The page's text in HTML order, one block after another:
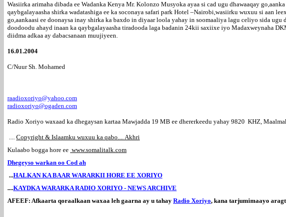
Wasiirka arimaha dibada ee Wadanka Kenya Mr. Kolonzo Musyoka ayaa si cad ugu dhawaaqay
qaybgalayaasha shirka wadatashiga ee ka soconaya safari park Hotel –Nairobi,wasiirku wuxuu si aan
go,aankaasi ee doonaysa inay shirka ka baxdo in diyaar loola yahay in soomaaliya lagu celiyo sida
doodoodu ahayd inaan ka qaybgalayaasha tiradooda laga badanin 24kii saxiixe iyo Madaxweynaha
diidma adkaa ay dabacsanaan muujiyeen.
16.01.2004
C/Nuur Sh. Mohamed
raadioxoriyo@yahoo.com
radioxoriyo@ogaden.com
Radio Xoriyo waxaad ka dhegaysan kartaa Mawjadda 19 MB ee dhererkeedu yahay 9820 KHZ,
.... Copyright & Islaamku wuxuu ka qabo.... Akhri
Kulaabo bogga hore ee www.somalitalk.com
Dhegeyso warkan oo Cod ah
...HALKAN KA BAAR WARARKII HORE EE XORIYO
....KAYDKA WARARKA RADIO XORIYO - NEWS ARCHIVE
AFEEF: Afkaarta qoraalkaan waxaa leh gaarna ay u tahay Radio Xoriyo, kana tarjumimaayo